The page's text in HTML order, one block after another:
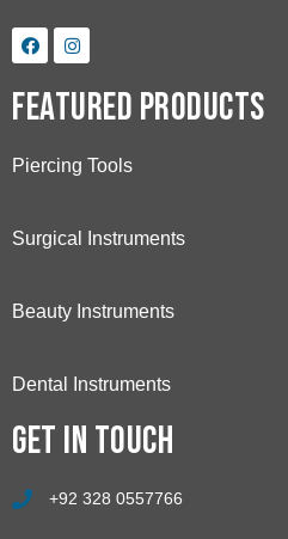
Featured Products
Piercing Tools
Surgical Instruments
Beauty Instruments
Dental Instruments
Get in touch
+92 328 0557766